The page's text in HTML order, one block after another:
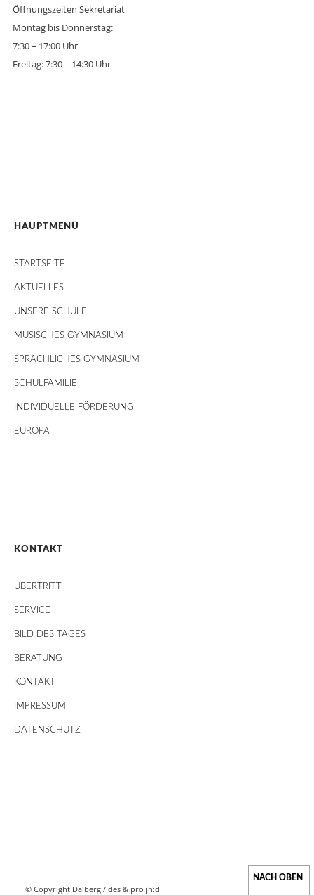
Öffnungszeiten Sekretariat
Montag bis Donnerstag:
7:30 – 17:00 Uhr
Freitag: 7:30 – 14:30 Uhr
HAUPTMENÜ
STARTSEITE
AKTUELLES
UNSERE SCHULE
MUSISCHES GYMNASIUM
SPRACHLICHES GYMNASIUM
SCHULFAMILIE
INDIVIDUELLE FÖRDERUNG
EUROPA
KONTAKT
ÜBERTRITT
SERVICE
BILD DES TAGES
BERATUNG
KONTAKT
IMPRESSUM
DATENSCHUTZ
© Copyright Dalberg / des & pro jh:d